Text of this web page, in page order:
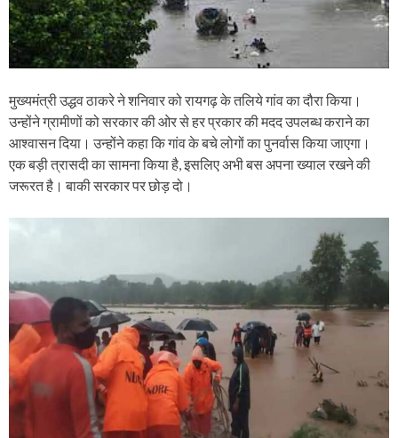
मुख्यमंत्री उद्धव ठाकरे ने शनिवार को रायगढ़ के तलिये गांव का दौरा किया।
उन्होंने ग्रामीणों को सरकार की ओर से हर प्रकार की मदद उपलब्ध कराने का
आश्वासन दिया। उन्होंने कहा कि गांव के बचे लोगों का पुनर्वास किया जाएगा।
एक बड़ी त्रासदी का सामना किया है, इसलिए अभी बस अपना ख्याल रखने की
जरूरत है। बाकी सरकार पर छोड़ दो।